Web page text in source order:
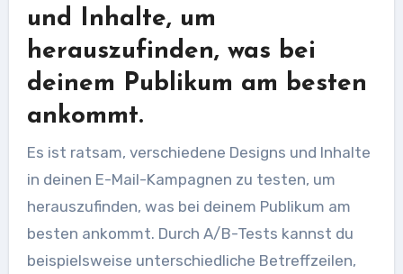
und Inhalte, um
herauszufinden, was bei
deinem Publikum am besten
ankommt.
Es ist ratsam, verschiedene Designs und Inhalte
in deinen E-Mail-Kampagnen zu testen, um
herauszufinden, was bei deinem Publikum am
besten ankommt. Durch A/B-Tests kannst du
beispielsweise unterschiedliche Betreffzeilen,